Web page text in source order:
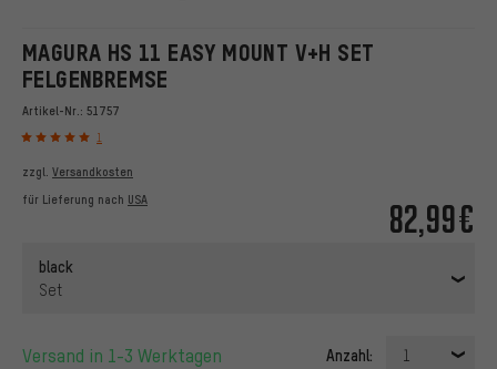
MAGURA HS 11 EASY MOUNT V+H SET
FELGENBREMSE
Artikel-Nr.: 51757
1
82,99€
zzgl. Versandkosten
für Lieferung nach USA
black
Set
Versand in 1-3 Werktagen Anzahl: 1